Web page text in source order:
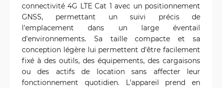
connectivité 4G LTE Cat 1 avec un positionnement
GNSS, permettant un suivi précis de
l'emplacement dans un large éventail
d'environnements. Sa taille compacte et sa
conception légère lui permettent d'être facilement
fixé à des outils, des équipements, des cargaisons
ou des actifs de location sans affecter leur
fonctionnement quotidien. L'appareil prend en